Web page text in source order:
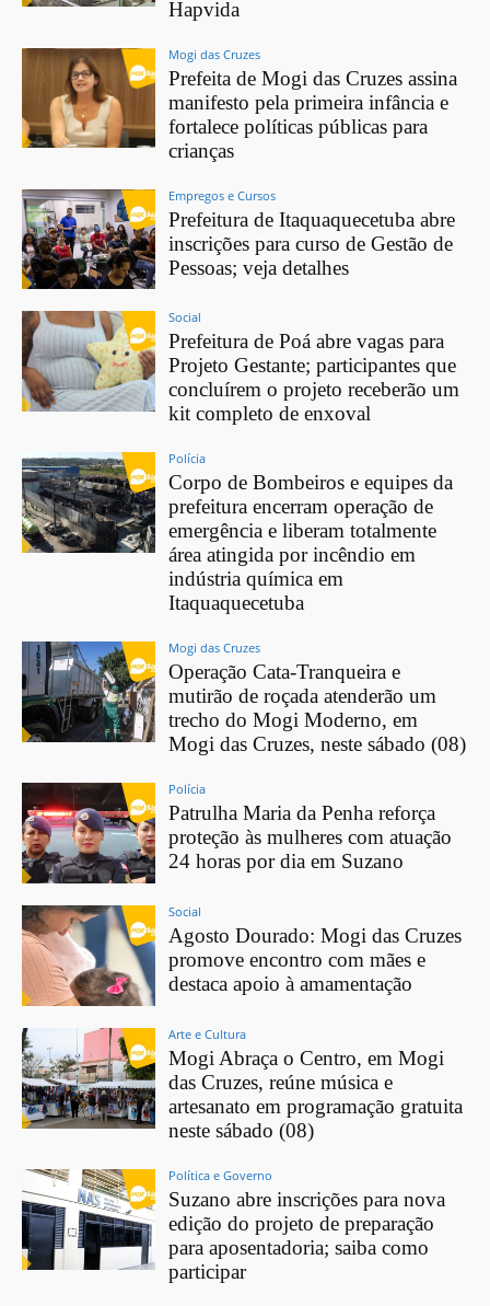
Hapvida
Mogi das Cruzes
Prefeita de Mogi das Cruzes assina
manifesto pela primeira infância e
fortalece políticas públicas para
crianças
Empregos e Cursos
Prefeitura de Itaquaquecetuba abre
inscrições para curso de Gestão de
Pessoas; veja detalhes
Social
Prefeitura de Poá abre vagas para
Projeto Gestante; participantes que
concluírem o projeto receberão um
kit completo de enxoval
Polícia
Corpo de Bombeiros e equipes da
prefeitura encerram operação de
emergência e liberam totalmente
área atingida por incêndio em
indústria química em
Itaquaquecetuba
Mogi das Cruzes
Operação Cata-Tranqueira e
mutirão de roçada atenderão um
trecho do Mogi Moderno, em
Mogi das Cruzes, neste sábado (08)
Polícia
Patrulha Maria da Penha reforça
proteção às mulheres com atuação
24 horas por dia em Suzano
Social
Agosto Dourado: Mogi das Cruzes
promove encontro com mães e
destaca apoio à amamentação
Arte e Cultura
Mogi Abraça o Centro, em Mogi
das Cruzes, reúne música e
artesanato em programação gratuita
neste sábado (08)
Política e Governo
Suzano abre inscrições para nova
edição do projeto de preparação
para aposentadoria; saiba como
participar